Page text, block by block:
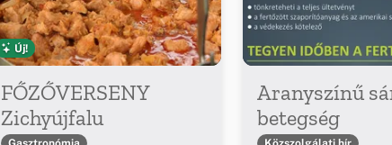
Új!
FŐZŐVERSENY
Zichyújfalu
Aranyszínű
betegség